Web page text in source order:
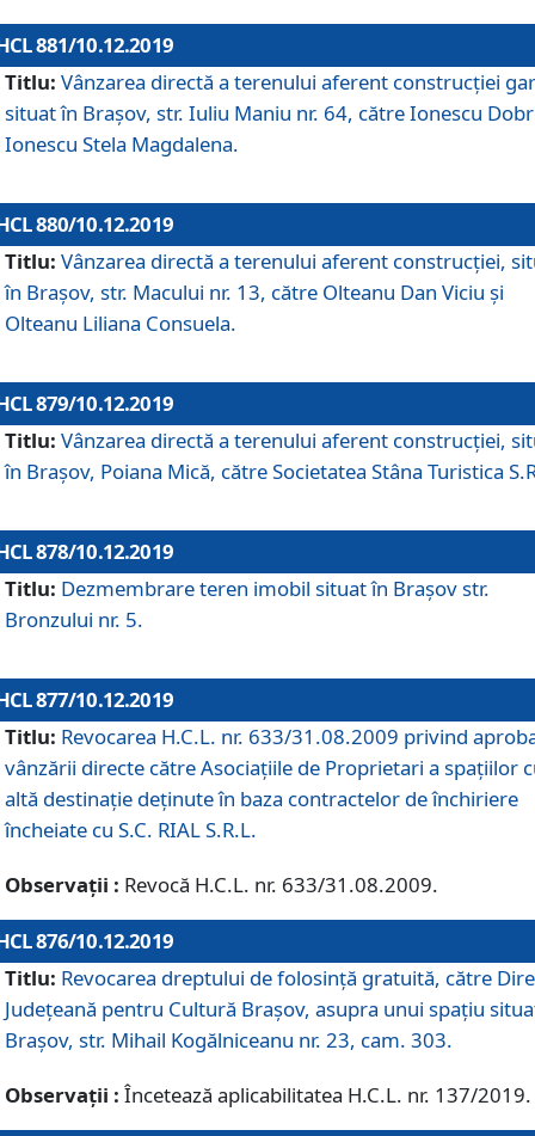
881/10.12.2019
Titlu: Vânzarea directă a terenului aferent construcției
situat în Brașov, str. Iuliu Maniu nr. 64, către Ionescu
Ionescu Stela Magdalena.
880/10.12.2019
Titlu: Vânzarea directă a terenului aferent construcției,
în Brașov, str. Macului nr. 13, către Olteanu Dan Viciu și
Olteanu Liliana Consuela.
879/10.12.2019
Titlu: Vânzarea directă a terenului aferent construcției,
în Brașov, Poiana Mică, către Societatea Stâna Turistica
878/10.12.2019
Titlu: Dezmembrare teren imobil situat în Brașov str.
Bronzului nr. 5.
877/10.12.2019
Titlu: Revocarea H.C.L. nr. 633/31.08.2009 privind
vânzării directe către Asociațiile de Proprietari a spațiilor
altă destinație deținute în baza contractelor de închiriere
încheiate cu S.C. RIAL S.R.L.
Observații : Revocă H.C.L. nr. 633/31.08.2009.
876/10.12.2019
Titlu: Revocarea dreptului de folosinţă gratuită, către
Judeţeană pentru Cultură Braşov, asupra unui spaţiu
Braşov, str. Mihail Kogălniceanu nr. 23, cam. 303.
Observații : Încetează aplicabilitatea H.C.L. nr. 137/2019.